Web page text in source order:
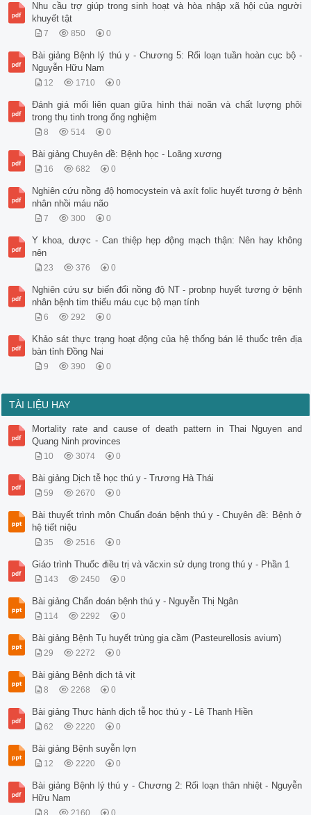
Nhu cầu trợ giúp trong sinh hoạt và hòa nhập xã hội của người
khuyết tật
7 850 0
Bài giảng Bệnh lý thú y - Chương 5: Rối loạn tuần hoàn cục bộ -
Nguyễn Hữu Nam
12 1710 0
Đánh giá mối liên quan giữa hình thái noãn và chất lượng phôi
trong thụ tinh trong ống nghiệm
8 514 0
Bài giảng Chuyên đề: Bệnh học - Loãng xương
16 682 0
Nghiên cứu nồng độ homocystein và axít folic huyết tương ở bệnh
nhân nhồi máu não
7 300 0
Y khoa, dược - Can thiệp hẹp động mạch thận: Nên hay không
nên
23 376 0
Nghiên cứu sự biến đổi nồng độ NT - probnp huyết tương ở bệnh
nhân bệnh tim thiếu máu cục bộ mạn tính
6 292 0
Khảo sát thực trạng hoạt động của hệ thống bán lẻ thuốc trên địa
bàn tỉnh Đồng Nai
9 390 0
TÀI LIỆU HAY
Mortality rate and cause of death pattern in Thai Nguyen and
Quang Ninh provinces
10 3074 0
Bài giảng Dịch tễ học thú y - Trương Hà Thái
59 2670 0
Bài thuyết trình môn Chuẩn đoán bệnh thú y - Chuyên đề: Bệnh ở
hệ tiết niệu
35 2516 0
Giáo trình Thuốc điều trị và văcxin sử dụng trong thú y - Phần 1
143 2450 0
Bài giảng Chẩn đoán bệnh thú y - Nguyễn Thị Ngân
114 2292 0
Bài giảng Bệnh Tụ huyết trùng gia cầm (Pasteurellosis avium)
29 2272 0
Bài giảng Bệnh dịch tả vịt
8 2268 0
Bài giảng Thực hành dịch tễ học thú y - Lê Thanh Hiền
62 2220 0
Bài giảng Bệnh suyễn lợn
12 2220 0
Bài giảng Bệnh lý thú y - Chương 2: Rối loạn thân nhiệt - Nguyễn
Hữu Nam
8 2160 0